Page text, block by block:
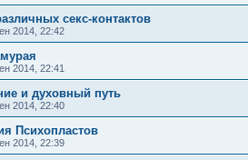
секс-контактов
2014, 22:42
2014, 22:41
и духовный путь
2014, 22:40
Психопластов
2014, 22:39